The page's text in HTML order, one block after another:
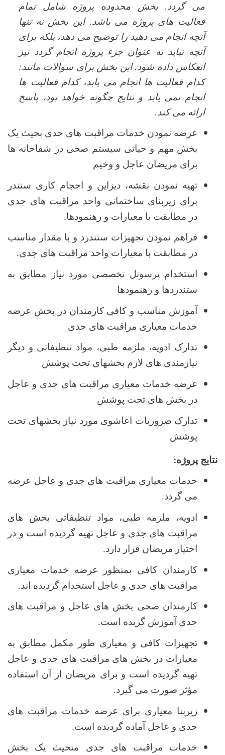
می گردد. بخش محدوده پروژه شامل تمام
فعالیت های پروژه می باشد. این بخش نه تنها
آنچه انجام می دهید را توضیح می دهد، بلکه برای
آنچه نباید به عنوان جزء پروژه انجام گردد نیز
انعکاس داده شود. این بخش برای سوالات مانند:
کدام فعالیت ها انجام می یابد، کدام فعالیت ها
انجام نمی یابد و نتایج چگونه خواهد بود، پاسخ
ارائه می کند.
عرضه نمودن خدمات مراقبت های جدی بحیث یک
بخش مهم و حیاتی سیستم صحی در شفاخانه ها
برای مریضان عاجل و وخیم
تهیه نمودن نقشه، دیزاین و احجام کاری ستندر
برای زیربنای ساختمانی واحد مراقبت های جدی
در مطابقت با معیارات و رهنمودها.
فراهم نمودن تجهیزات ستندرد و با مقدار مناسب
در مطابقت با معیارات واحد مراقبت های جدی.
استخدام پرسونل تخصصی مورد نیاز مطابق به
ستندردها و رهنمودها
آموزش مناسب و کافی کارمندان در بخش عرضه
خدمات معیاری مراقبت های جدی
تدارک ادویه، ملزمه طبی، مواد تنظیفاتی و دیگر
نیازمندی های لازم بخشهای تحت پوشش
عرضه خدمات معیاری مراقبت های جدی و عاجل
در بخش های تحت پوشش
تدارک ضروریات اعاشوی مورد نیاز بخشهای تحت
پوشش
نتایج پروژه:
خدمات معیاری مراقبت های جدی و عاجل عرضه
می گردد.
ادویه، ملزمه طبی، مواد تنظیفاتی بخش های
مراقبت های جدی و عاجل تهیه گردیده است و در
اختیار مریضان قرار دارد.
کارمندان کافی بمنظور عرضه خدمات معیاری
مراقبت های جدی و عاجل استخدام گردیده اند.
کارمندان صحی بخش های عاجل و مراقبت های
جدی آموزش گریده است.
تجهیزات کافی و معیاری طور مکمل مطابق به
معیارات در بخش های مراقبت های جدی و عاجل
تهیه گردیده است و برای مریضان از آن استفاده
مؤثر صورت می گیرد.
زیربنا معیاری برای عرضه خدمات مراقبت های
جدی و عاجل آماده گردیده است.
خدمات مراقبت های جدی منحیث یک بخش